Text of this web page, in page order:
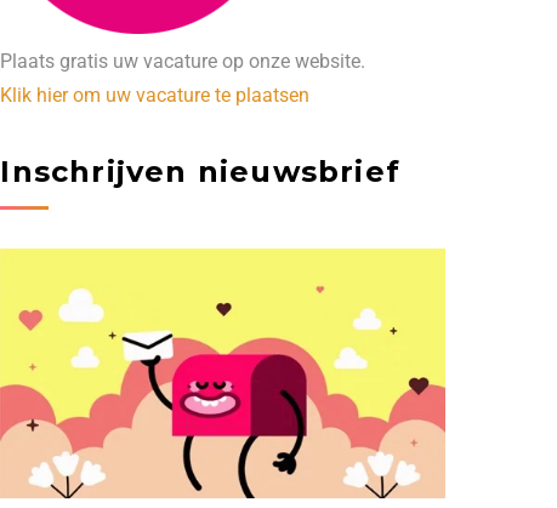
Plaats gratis uw vacature op onze website.
Klik hier om uw vacature te plaatsen
Inschrijven nieuwsbrief